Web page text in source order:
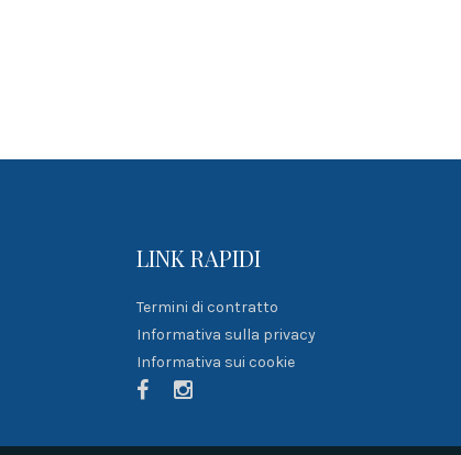
LINK RAPIDI
Termini di contratto
Informativa sulla privacy
Informativa sui cookie